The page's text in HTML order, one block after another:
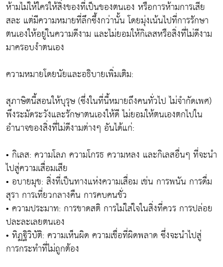
ห้ามไม่ให้ใครให้สิ่งของที่เป็นของตนเอง หรือการห้ามการเสีย
สละ แต่มีความหมายที่ลึกซึ้งกว่านั้น โดยมุ่งเน้นไปที่การรักษา
ตนเองให้อยู่ในความดีงาม และไม่ยอมให้กิเลสหรือสิ่งที่ไม่ดีงาม
มาครอบงำตนเอง
ความหมายโดยนัยและอธิบายเพิ่มเติม:
สุภาษิตนี้สอนให้บุรุษ (ซึ่งในที่นี้หมายถึงคนทั่วไป ไม่จำกัดเพศ)
พึงระมัดระวังและรักษาตนเองให้ดี ไม่ยอมให้ตนเองตกไปใน
อำนาจของสิ่งที่ไม่ดีงามต่างๆ อันได้แก่:
• กิเลส: ความโลภ ความโกรธ ความหลง และกิเลสอื่นๆ ที่จะนำ
ไปสู่ความเสื่อมเสีย
• อบายมุข: สิ่งที่เป็นทางแห่งความเสื่อม เช่น การพนัน การดื่ม
สุรา การเที่ยวกลางคืน การคบคนชั่ว
• ความประมาท: การขาดสติ การไม่ใส่ใจในสิ่งที่ควร การปล่อย
ปละละเลยตนเอง
• ทิฏฐิวิบัติ: ความเห็นผิด ความเชื่อที่ผิดพลาด ซึ่งจะนำไปสู่
การกระทำที่ไม่ถูกต้อง